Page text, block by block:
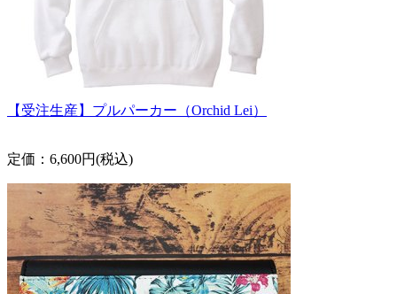
【受注生産】プルパーカー（Orchid Lei）
定価：6,600円(税込)